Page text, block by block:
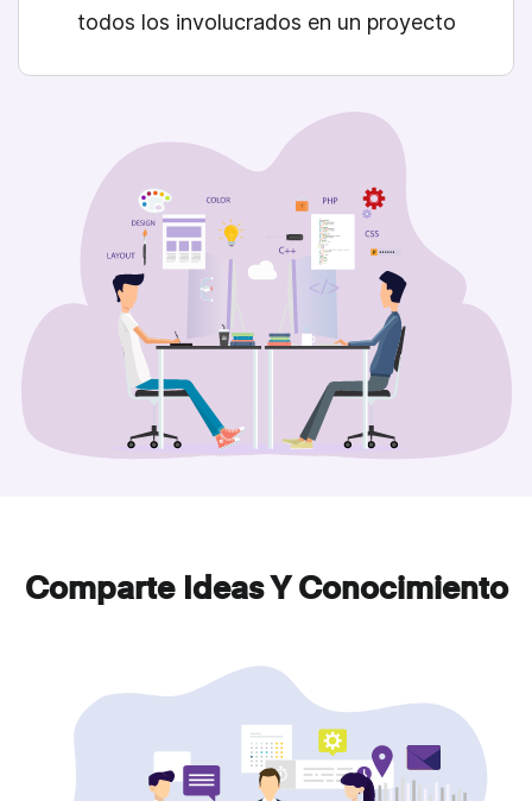
todos los involucrados en un proyecto
Comparte Ideas Y Conocimiento